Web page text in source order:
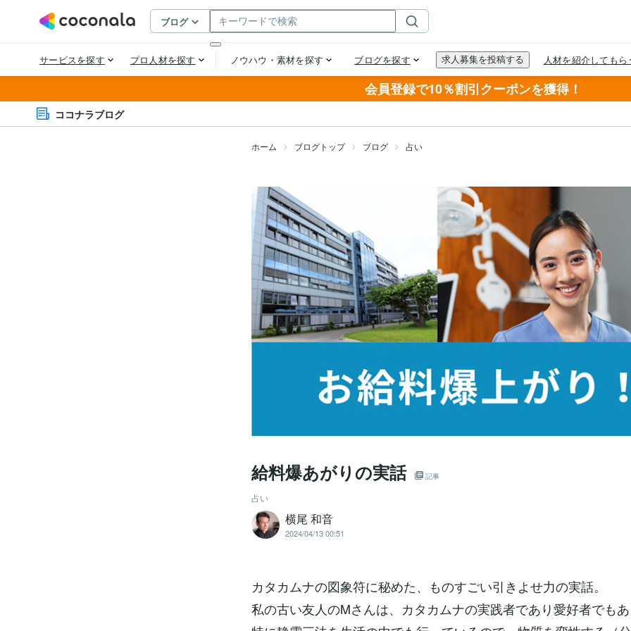
会員登録で10％割引クーポンを獲得！
ココナラブログ
ホーム ブログトップ ブログ 占い
給料爆あがりの実話 記事
占い
横尾 和音
2024/04/13 00:51
カタカムナの図象符に秘めた、ものすごい引きよせ力の実話。
私の古い友人のMさんは、カタカムナの実践者であり愛好者でも